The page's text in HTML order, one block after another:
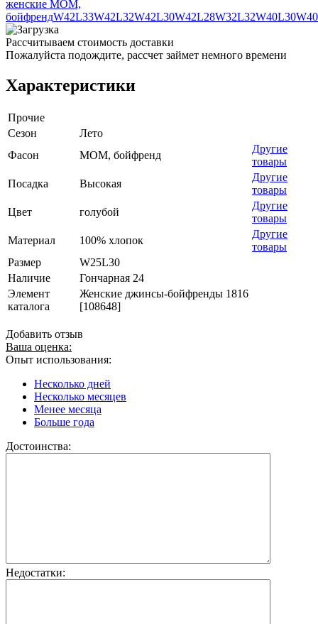
женские МОМ,
бойфрендW42L33W42L32W42L30W42L28W32L32W40L30
Рассчитываем стоимость доставки
Пожалуйста подождите, рассчет займет немного времени
Характеристики
Прочие
Сезон
Лето
Фасон
МОМ, бойфренд
Другие
товары
Посадка
Высокая
Другие
товары
Цвет
голубой
Другие
товары
Материал
100% хлопок
Другие
товары
Размер
W25L30
Наличие
Гончарная 24
Элемент
каталога
Женские джинсы-бойфренды 1816
[108648]
Добавить отзыв
Ваша оценка:
Опыт использования:
Несколько дней
Несколько месяцев
Менее месяца
Больше года
Достоинства:
Недостатки: